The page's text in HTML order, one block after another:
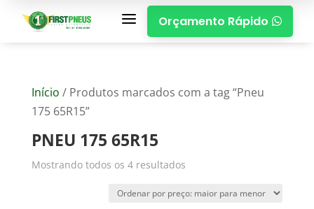
a Orçamento Rápido 
Início / Produtos marcados com a tag “Pneu
175 65R15”
PNEU 175 65R15
Mostrando todos os 4 resultados